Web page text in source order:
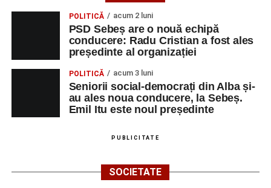
POLITICĂ acum 2 luni
PSD Sebeș are o nouă echipă
conducere: Radu Cristian a fost ales
președinte al organizației
POLITICĂ acum 3 luni
Seniorii social-democrați din Alba și-
au ales noua conducere, la Sebeș.
Emil Itu este noul președinte
PUBLICITATE
SOCIETATE